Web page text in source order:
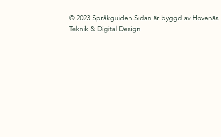
© 2023 Språkguiden.Sidan är byggd av Hovenäs
Teknik & Digital Design